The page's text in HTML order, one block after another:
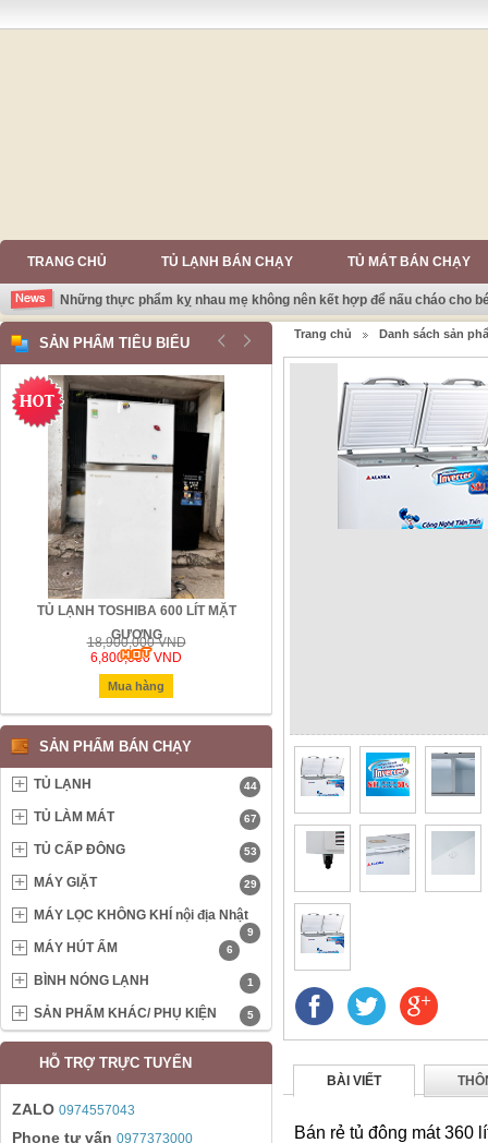
TRANG CHỦ TỦ LẠNH BÁN CHẠY TỦ MÁT BÁN CHẠY
Những thực phẩm kỵ nhau mẹ không nên kết hợp để nấu cháo cho
Trang chủ Danh sách sản
BÀI VIẾT
Bán rẻ tủ đông mát 360
SẢN PHẨM TIÊU BIỂU
TỦ LẠNH TOSHIBA 600 LÍT MẶT
GƯƠNG
18,900,000 VND
6,800,000 VND
Mua hàng
SẢN PHẨM BÁN CHẠY
TỦ LẠNH 44
TỦ LÀM MÁT 67
TỦ CẤP ĐÔNG 53
MÁY GIẶT 29
MÁY LỌC KHÔNG KHÍ nội địa Nhật
9
MÁY HÚT ẨM 6
BÌNH NÓNG LẠNH 1
SẢN PHẨM KHÁC/ PHỤ KIỆN 5
HỖ TRỢ TRỰC TUYẾN
ZALO 0974557043
Phone tư vấn 0977373000